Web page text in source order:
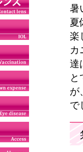
暑
夏
楽
カ
達
が
で